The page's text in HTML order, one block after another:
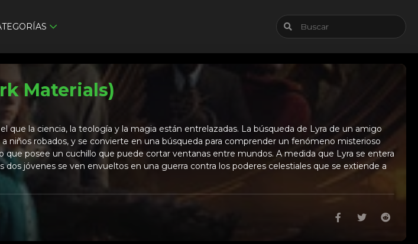
Materials)
que la ciencia, la teología y la magia están entrelazadas. La búsqueda de Lyra de un amigo
niños robados, y se convierte en una búsqueda para comprender un fenómeno misterioso
que posee un cuchillo que puede cortar ventanas entre mundos. A medida que Lyra se entera
jóvenes se ven envueltos en una guerra contra los poderes celestiales que se extiende a